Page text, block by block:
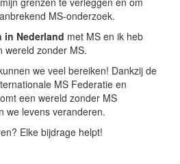
MS-onderzoek.
in Nederland met MS en ik heb
wereld zonder MS.
we veel bereiken! Dankzij de
MS Federatie en
een wereld zonder MS
we levens veranderen.
Elke bijdrage helpt!